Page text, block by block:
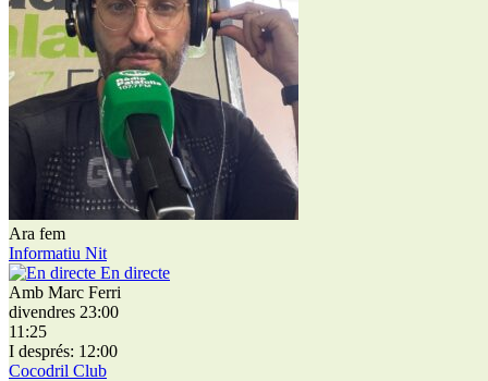
Ara fem
Informatiu Nit
En directe
Amb Marc Ferri
divendres 23:00
11:25
I després: 12:00
Cocodril Club